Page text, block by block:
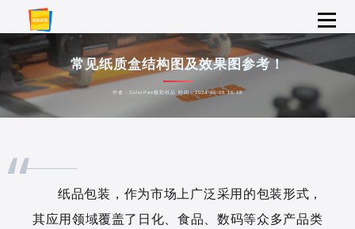
常见纸质盒结构图及效果图参考！
作者：ColorPax极彩纸品 时间：2024-06-05 16:18
“
纸品包装，作为市场上广泛采用的包装形式，
其应用领域覆盖了日化、食品、数码等众多产品类